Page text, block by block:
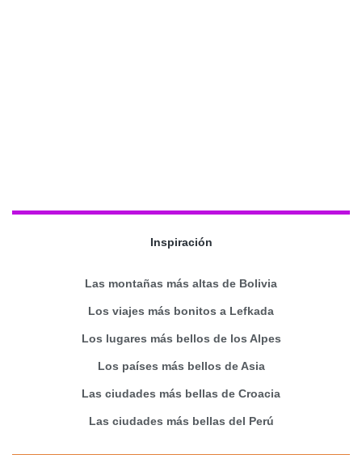
Inspiración
Las montañas más altas de Bolivia
Los viajes más bonitos a Lefkada
Los lugares más bellos de los Alpes
Los países más bellos de Asia
Las ciudades más bellas de Croacia
Las ciudades más bellas del Perú